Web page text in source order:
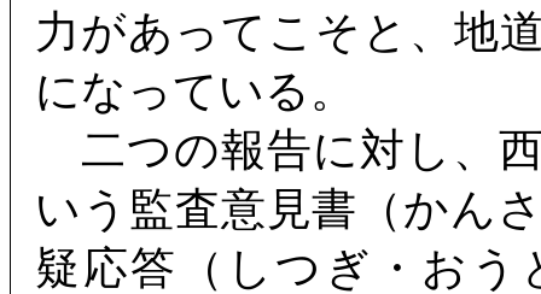
力があってこそと、地
になっている。
二つの報告に対し、
いう監査意見書（かん
疑応答（しつぎ・お